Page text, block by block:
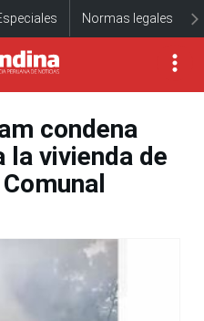
Normas legales
condena
vivienda de